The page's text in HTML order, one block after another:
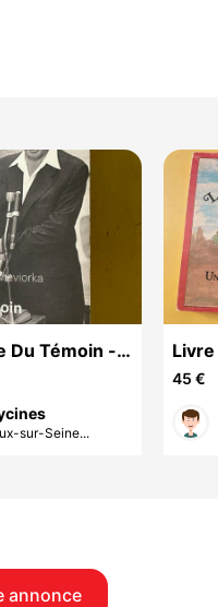
Du Témoin -
sur-Seine...
Ed
45 €
annonce